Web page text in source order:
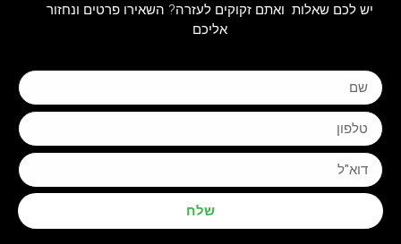
יש לכם שאלות ואתם זקוקים לעזרה? השאירו פרטים ונחזור
אליכם
שלח